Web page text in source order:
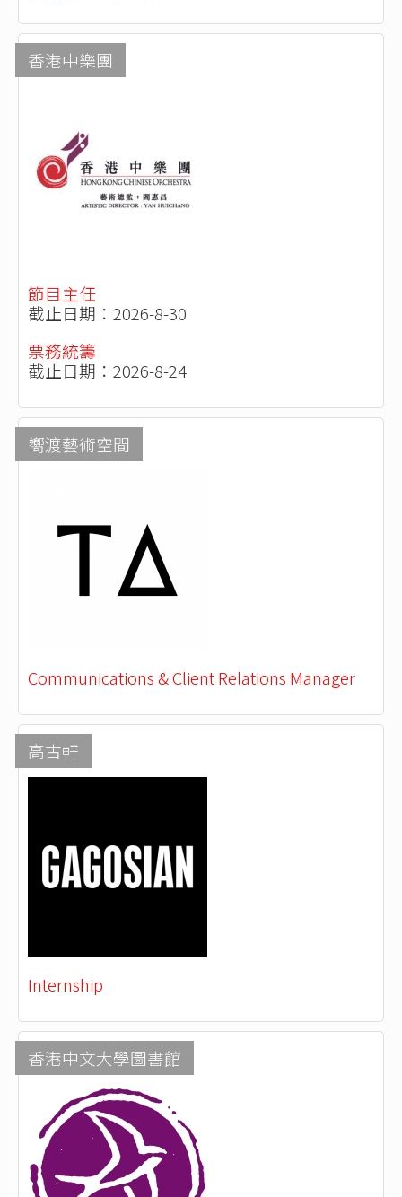
香港中樂團
節目主任
截止日期：2026-8-30
票務統籌
截止日期：2026-8-24
嚮渡藝術空間
Communications & Client Relations Manager
高古軒
Internship
香港中文大學圖書館